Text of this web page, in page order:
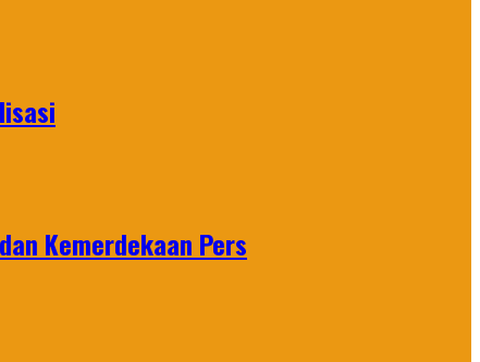
Kemerdekaan Pers